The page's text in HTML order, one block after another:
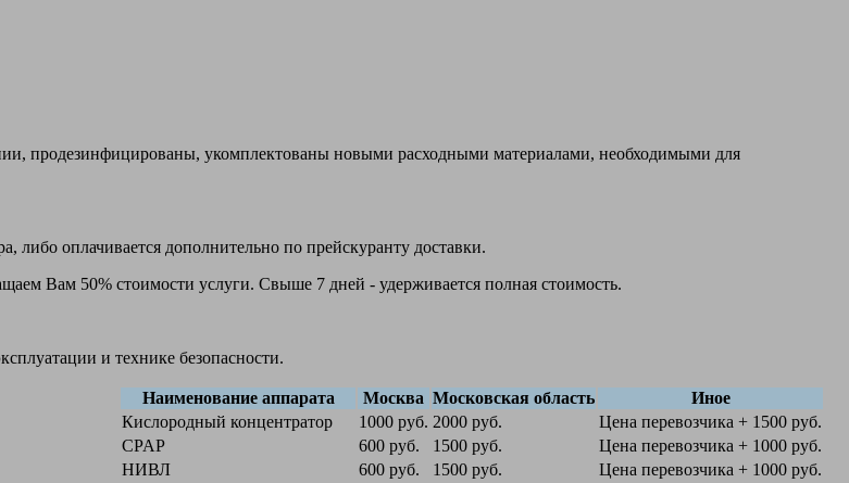
продезинфицированы, укомплектованы новыми расходными материалами, необходимыми для
либо оплачивается дополнительно по прейскуранту доставки.
Вам 50% стоимости услуги. Свыше 7 дней - удерживается полная стоимость.
и технике безопасности.
Наименование аппарата Москва Московская область
Иное
Кислородный концентратор
1000 руб. 2000 руб.
Цена перевозчика + 1500 руб.
CPAP
600 руб. 1500 руб.
Цена перевозчика + 1000 руб.
НИВЛ
600 руб. 1500 руб.
Цена перевозчика + 1000 руб.